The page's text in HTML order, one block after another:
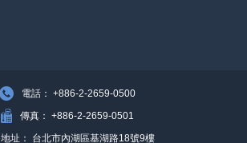
電話： +886-2-2659-0500
傳真： +886-2-2659-0501
地址： 台北市內湖區基湖路18號9樓